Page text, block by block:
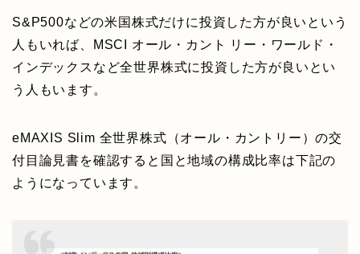
S&P500などの米国株式だけに投資した方が良いという
人もいれば、MSCI オール・カント リー・ワールド・
インデックスなど全世界株式に投資した方が良いとい
う人もいます。
eMAXIS Slim 全世界株式（オール・カントリー）の交
付目論見書を確認すると国と地域の構成比率は下記の
ようになっています。